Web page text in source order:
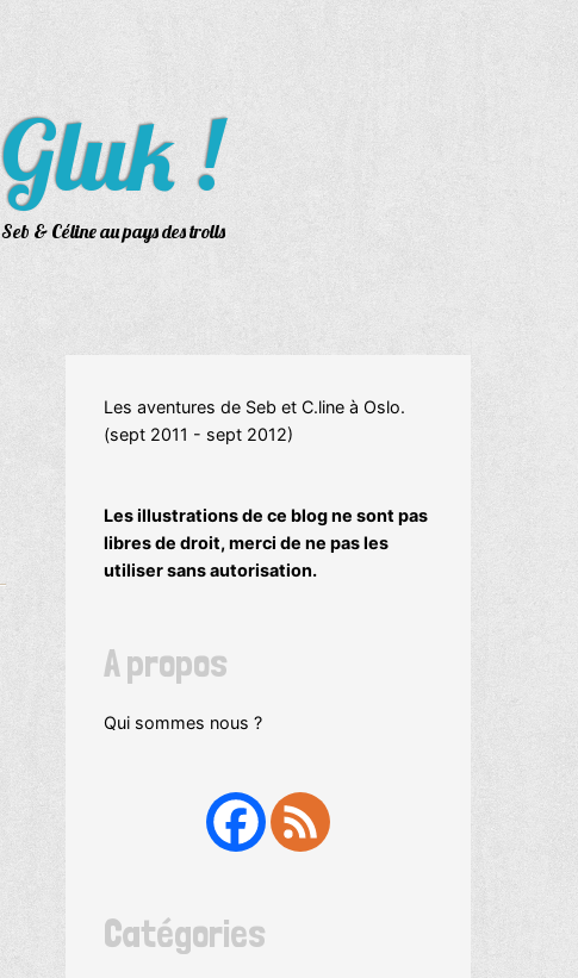
Gluk !
Seb & Céline au pays des trolls
Les aventures de Seb et C.line à Oslo.
(sept 2011 - sept 2012)
Les illustrations de ce blog ne sont pas
libres de droit, merci de ne pas les
utiliser sans autorisation.
A propos
Qui sommes nous ?
Catégories